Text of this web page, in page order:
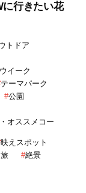
行きたい花
トドア
イーク
テーマパーク
#公園
オススメコー
映えスポット
#絶景